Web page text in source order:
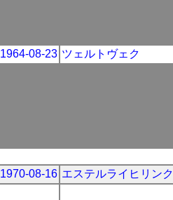
1964-08-23 ツェルトヴェク
1970-08-16 エステルライヒリンク